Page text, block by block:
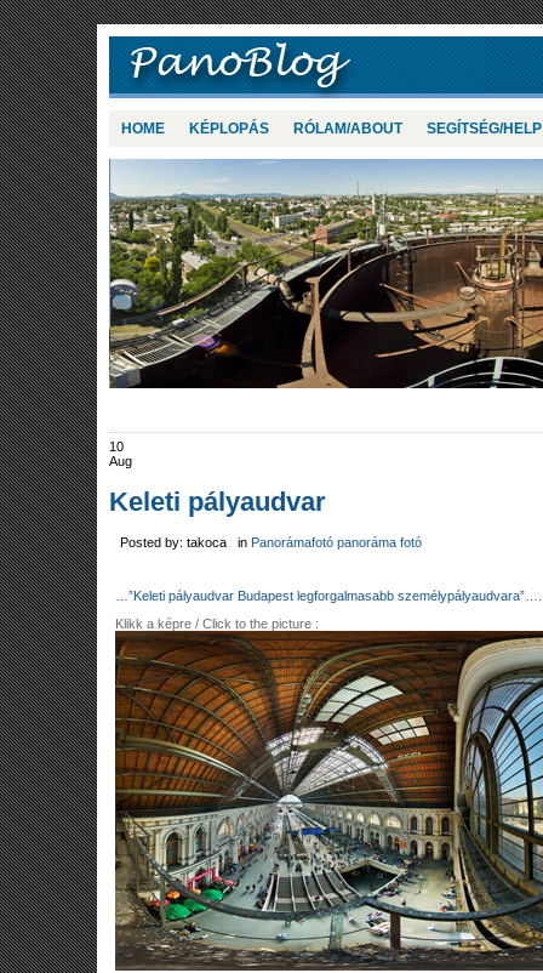
HOME KÉPLOPÁS RÓLAM/ABOUT SEGÍTSÉG/HELP
10
Aug
Keleti pályaudvar
Posted by: takoca in Panorámafotó panoráma fotó
…”Keleti pályaudvar Budapest legforgalmasabb személypályaudvara”….
Klikk a képre / Click to the picture :